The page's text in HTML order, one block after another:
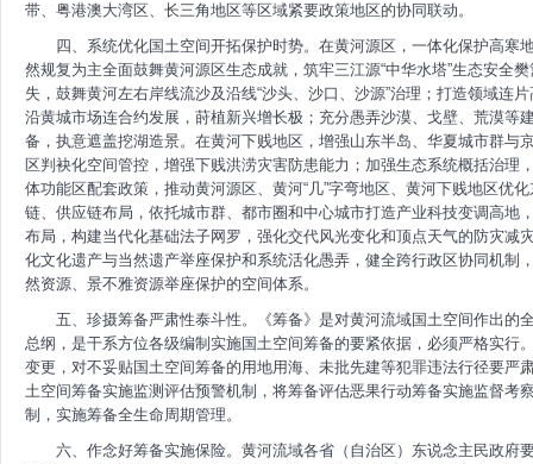
带、粤港澳大湾区、长三角地区等区域紧要政策地区的协同联动。
四、系统优化国土空间开拓保护时势。在黄河源区，一体化保护高寒
然规复为主全面鼓舞黄河源区生态成就，筑牢三江源“中华水塔”生态安全
失，鼓舞黄河左右岸线流沙及沿线“沙头、沙口、沙源”治理；打造领域连
沿黄城市场连合约发展，莳植新兴增长极；充分愚弄沙漠、戈壁、荒漠等
备，执意遮盖挖湖造景。在黄河下贱地区，增强山东半岛、华夏城市群与
区判袂化空间管控，增强下贱洪涝灾害防患能力；加强生态系统概括治
体功能区配套政策，推动黄河源区、黄河“几”字弯地区、黄河下贱地区优
链、供应链布局，依托城市群、都市圈和中心城市打造产业科技变调高地
布局，构建当代化基础法子网罗，强化交代风光变化和顶点天气的防灾减
化文化遗产与当然遗产举座保护和系统活化愚弄，健全跨行政区协同机制
然资源、景不雅资源举座保护的空间体系。
五、珍摄筹备严肃性泰斗性。《筹备》是对黄河流域国土空间作出的
总纲，是干系方位各级编制实施国土空间筹备的要紧依据，必须严格实行
变更，对不妥贴国土空间筹备的用地用海、未批先建等犯罪违法行径要严
土空间筹备实施监测评估预警机制，将筹备评估恶果行动筹备实施监督考
制，实施筹备全生命周期管理。
六、作念好筹备实施保险。黄河流域各省（自治区）东说念主民政府